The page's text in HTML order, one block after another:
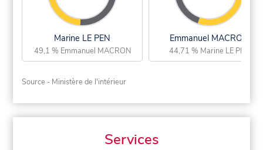
Marine LE PEN
49,1 % Emmanuel MACRON
Emmanuel MACRON
44,71 % Marine LE PEN
Source - Ministère de l'intérieur
Services